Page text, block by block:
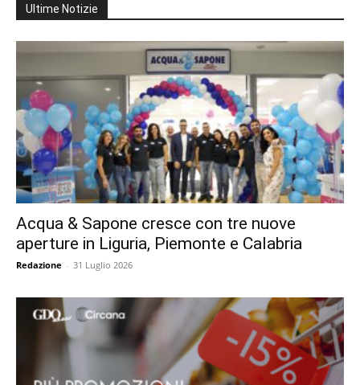
Ultime Notizie
Acqua & Sapone cresce con tre nuove
aperture in Liguria, Piemonte e Calabria
Redazione - 31 Luglio 2026